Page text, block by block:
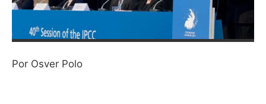
Por Osver Polo